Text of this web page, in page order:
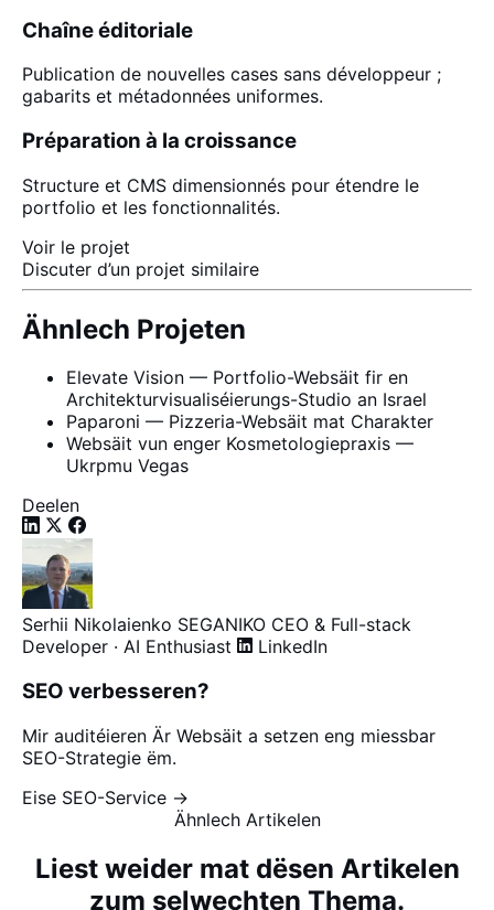
Chaîne éditoriale
Publication de nouvelles cases sans développeur ;
gabarits et métadonnées uniformes.
Préparation à la croissance
Structure et CMS dimensionnés pour étendre le
portfolio et les fonctionnalités.
Voir le projet
Discuter d’un projet similaire
Ähnlech Projeten
Elevate Vision — Portfolio-Websäit fir en
Architekturvisualiséierungs-Studio an Israel
Paparoni — Pizzeria-Websäit mat Charakter
Websäit vun enger Kosmetologiepraxis —
Ukrpmu Vegas
Deelen
Serhii Nikolaienko SEGANIKO CEO & Full-stack
Developer · AI Enthusiast
LinkedIn
SEO verbesseren?
Mir auditéieren Är Websäit a setzen eng miessbar
SEO-Strategie ëm.
Eise SEO-Service →
Ähnlech Artikelen
Liest weider mat dësen Artikelen
zum selwechten Thema.